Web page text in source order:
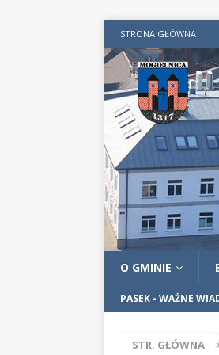
STRONA GŁÓWNA
O GMINIE
PASEK - WAŻNE
STR. GŁÓWNA